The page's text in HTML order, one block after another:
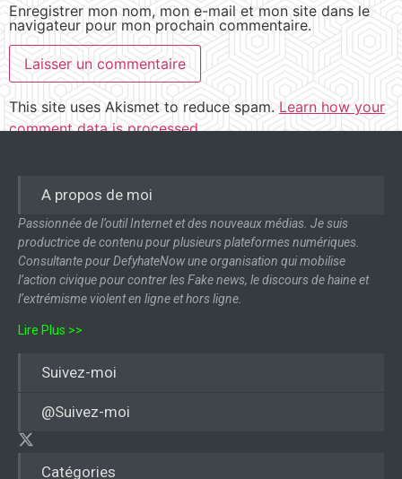
Enregistrer mon nom, mon e-mail et mon site dans le
navigateur pour mon prochain commentaire.
This site uses Akismet to reduce spam.Learn how your
comment data is processed.
Catégories
A propos de moi
Passionnée de l’outil Internet et des nouveaux médias. Je suis
productrice de contenu pour plusieurs plateformes numériques.
Consultante pour DefyhateNow une organisation qui mobilise
l’action civique pour contrer les Fake news, le discours de haine et
l’extrémisme violent en ligne et hors ligne.
Lire Plus >>
Suivez-moi
@Suivez-moi